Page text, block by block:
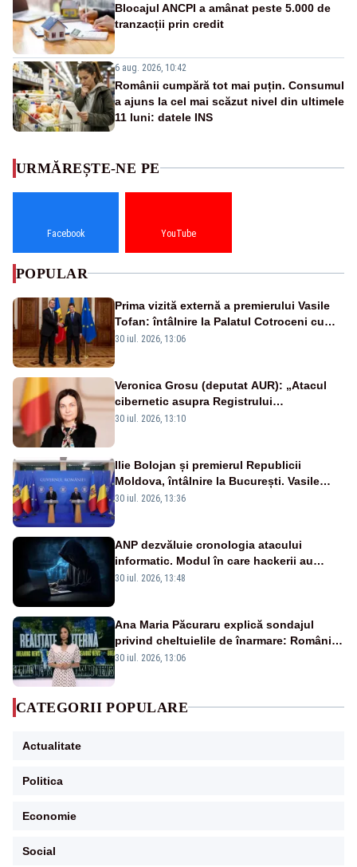
Blocajul ANCPI a amânat peste 5.000 de
tranzacții prin credit
6 aug. 2026, 10:42
Românii cumpără tot mai puțin. Consumul
a ajuns la cel mai scăzut nivel din ultimele
11 luni: datele INS
URMĂREȘTE-NE PE
Facebook YouTube
POPULAR
Prima vizită externă a premierului Vasile
Tofan: întâlnire la Palatul Cotroceni cu
președintele Nicușor Dan
30 iul. 2026, 13:06
Veronica Grosu (deputat AUR): „Atacul
cibernetic asupra Registrului
Proprietăților transmite un semnal de
30 iul. 2026, 13:10
Ilie Bolojan și premierul Republicii
Moldova, întâlnire la București. Vasile
Tofan, primit cu onoruri militare
30 iul. 2026, 13:36
ANP dezvăluie cronologia atacului
informatic. Modul în care hackerii au
pătruns în rețea rămâne necunoscut
30 iul. 2026, 13:48
Ana Maria Păcuraru explică sondajul
privind cheltuielile de înarmare: Românii
cer transparență în achiziții și un echilibru
30 iul. 2026, 13:06
CATEGORII POPULARE
Actualitate
Politica
Economie
Social